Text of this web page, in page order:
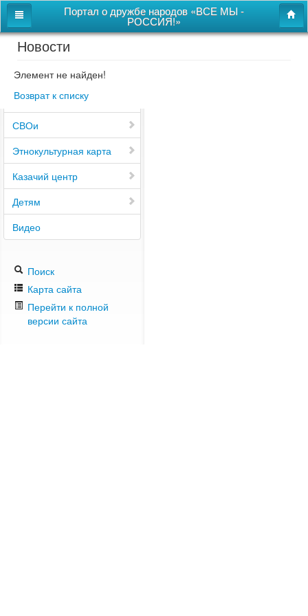
Портал о дружбе народов «ВСЕ МЫ -
РОССИЯ!»
Главная
Дом дружбы народов
Новости
СВОи
Этнокультурная карта
Казачий центр
Детям
Видео
Поиск
Карта сайта
Перейти к полной
версии сайта
Новости
Элемент не найден!
Возврат к списку